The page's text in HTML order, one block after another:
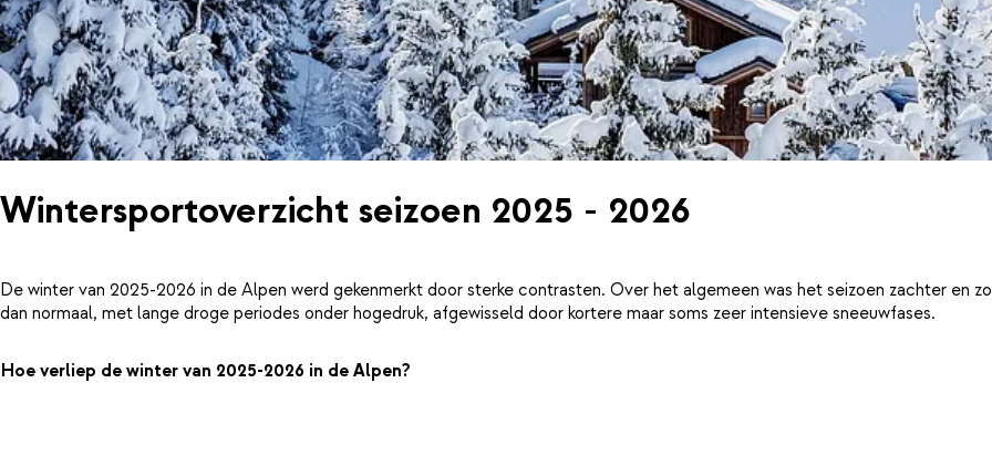
Wintersportoverzicht seizoen 2025 - 2026
De winter van 2025-2026 in de Alpen werd gekenmerkt door sterke contrasten. Over het algemeen was het seizoen zachter en
dan normaal, met lange droge periodes onder hogedruk, afgewisseld door kortere maar soms zeer intensieve sneeuwfases.
Hoe verliep de winter van 2025-2026 in de Alpen?